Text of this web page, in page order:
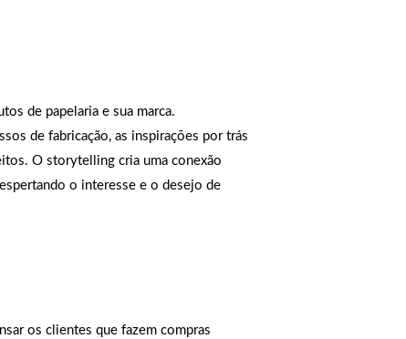
de papelaria e sua marca.
de fabricação, as inspirações por trás
O storytelling cria uma conexão
o interesse e o desejo de
os clientes que fazem compras